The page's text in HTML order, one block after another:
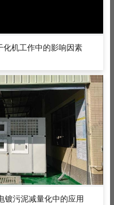
化机工作中的影响因素
镀污泥减量化中的应用